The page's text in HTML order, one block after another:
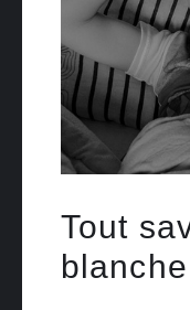
Tout
blanche